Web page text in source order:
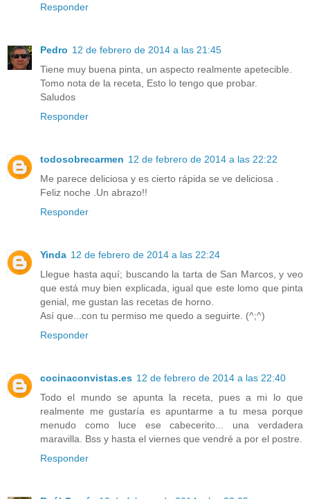
Responder
Pedro 12 de febrero de 2014 a las 21:45
Tiene muy buena pinta, un aspecto realmente apetecible.
Tomo nota de la receta, Esto lo tengo que probar.
Saludos
Responder
todosobrecarmen 12 de febrero de 2014 a las 22:22
Me parece deliciosa y es cierto rápida se ve deliciosa .
Feliz noche .Un abrazo!!
Responder
Yinda 12 de febrero de 2014 a las 22:24
Llegue hasta aquí; buscando la tarta de San Marcos, y veo
que está muy bien explicada, igual que este lomo que pinta
genial, me gustan las recetas de horno.
Así que...con tu permiso me quedo a seguirte. (^;^)
Responder
cocinaconvistas.es 12 de febrero de 2014 a las 22:40
Todo el mundo se apunta la receta, pues a mi lo que
realmente me gustaría es apuntarme a tu mesa porque
menudo como luce ese cabecerito... una verdadera
maravilla. Bss y hasta el viernes que vendré a por el postre.
Responder